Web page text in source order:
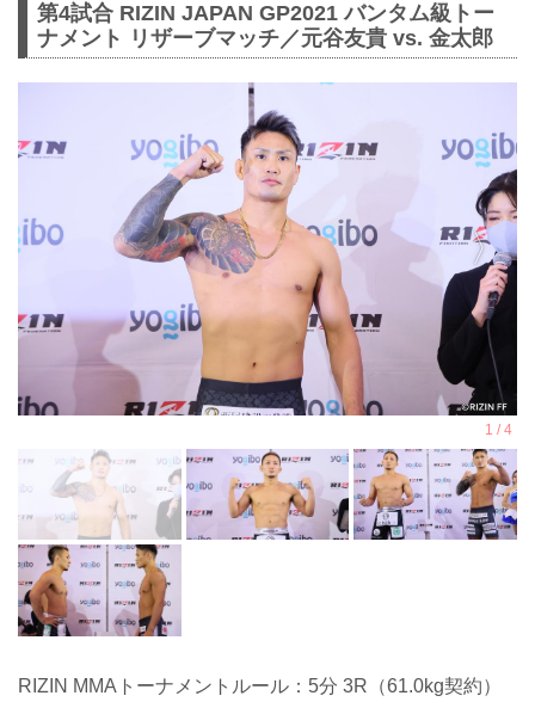
第4試合 RIZIN JAPAN GP2021 バンタム級トー
ナメント リザーブマッチ／元谷友貴 vs. 金太郎
RIZIN MMAトーナメントルール：5分 3R（61.0kg契約）